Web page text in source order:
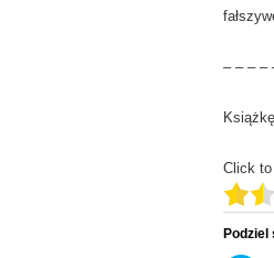
– – – –
Click
Podziel